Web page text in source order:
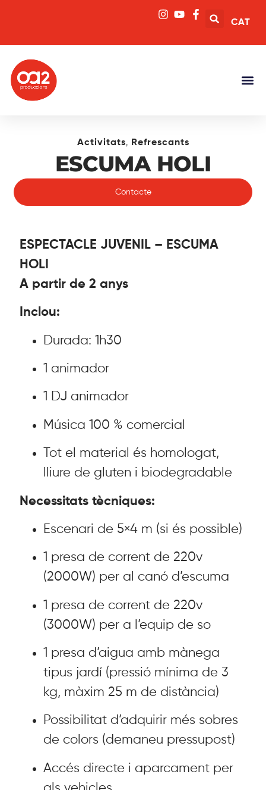
CAT
Activitats, Refrescants
ESCUMA HOLI
Contacte
ESPECTACLE JUVENIL – ESCUMA
HOLI
A partir de 2 anys
Inclou:
Durada: 1h30
1 animador
1 DJ animador
Música 100 % comercial
Tot el material és homologat,
lliure de gluten i biodegradable
Necessitats tècniques:
Escenari de 5×4 m (si és possible)
1 presa de corrent de 220v
(2000W) per al canó d’escuma
1 presa de corrent de 220v
(3000W) per a l’equip de so
1 presa d’aigua amb mànega
tipus jardí (pressió mínima de 3
kg, màxim 25 m de distància)
Possibilitat d’adquirir més sobres
de colors (demaneu pressupost)
Accés directe i aparcament per